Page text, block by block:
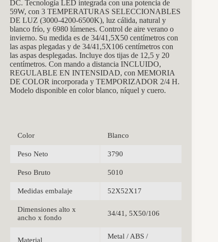
DC. Tecnología LED integrada con una potencia de
59W, con 3 TEMPERATURAS SELECCIONABLES
DE LUZ (3000-4200-6500K), luz cálida, natural y
blanco frío, y 6980 lúmenes. Control de aire verano o
invierno. Su medida es de 34/41,5X50 centímetros con
las aspas plegadas y de 34/41,5X106 centímetros con
las aspas desplegadas. Incluye dos tijas de 12,5 y 20
centímetros. Con mando a distancia INCLUIDO,
REGULABLE EN INTENSIDAD, con MEMORIA
DE COLOR incorporada y TEMPORIZADOR 2/4 H.
Modelo disponible en color blanco, níquel y cuero.
Color Blanco
Peso Neto 3790
Peso Bruto 5010
Medidas embalaje 52X52X17
Dimensiones alto x
ancho x fondo
34/41, 5X50/106
Material
Metal / ABS /